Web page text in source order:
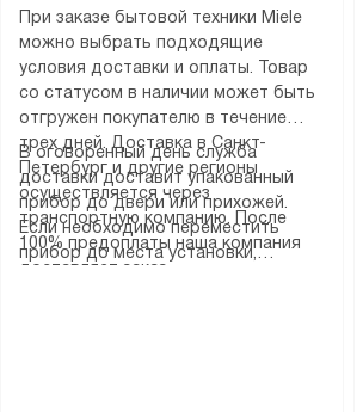
При заказе бытовой техники Miele
можно выбрать подходящие
условия доставки и оплаты. Товар
со статусом в наличии может быть
отгружен покупателю в течение
трех дней. Доставка в Санкт-
Петербург и другие регионы
осуществляется через
транспортную компанию. После
100% предоплаты наша компания
доставляет заказ
В оговоренный день служба
доставки доставит упакованный
прибор до двери или прихожей.
Если необходимо переместить
прибор до места установки,